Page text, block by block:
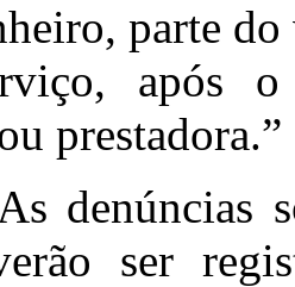
parte
após
denúncias
ser